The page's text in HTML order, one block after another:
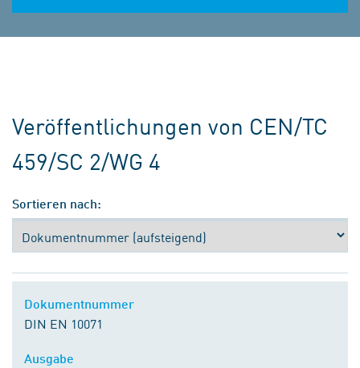
Veröffentlichungen von CEN/TC
459/SC 2/WG 4
Sortieren nach:
DIN EN 10071